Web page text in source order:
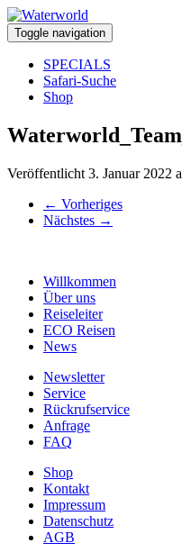
Toggle navigation
SPECIALS
Safari-Suche
Shop
Veröffentlicht 3. Januar 2022
← Vorheriges
Nächstes →
Willkommen
Über uns
Reiseleiter
ECO Reisen
News
Newsletter
Service
Rückrufservice
Anfrage
FAQ
Shop
Kontakt
Impressum
Datenschutz
AGB